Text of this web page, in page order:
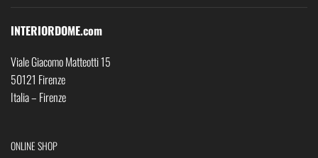
INTERIORDOME.com
Viale Giacomo Matteotti 15
50121 Firenze
Italia – Firenze
ONLINE SHOP